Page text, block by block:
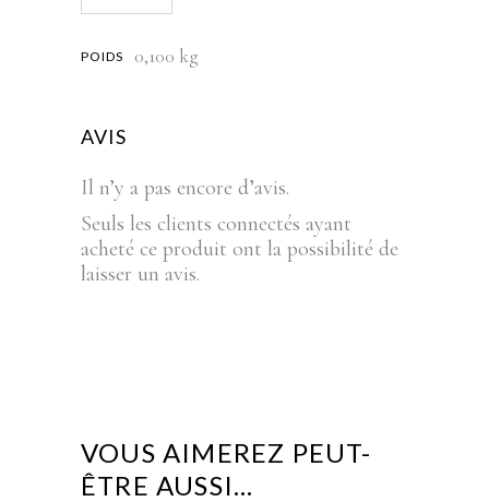
POIDS 0,100 kg
AVIS
Il n’y a pas encore d’avis.
Seuls les clients connectés ayant
acheté ce produit ont la possibilité de
laisser un avis.
VOUS AIMEREZ PEUT-
ÊTRE AUSSI…